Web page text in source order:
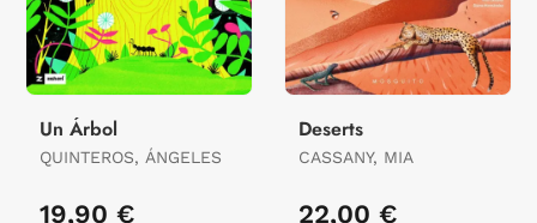
Un Árbol
QUINTEROS, ÁNGELES
19,90 €
Deserts
CASSANY, MIA
22,00 €